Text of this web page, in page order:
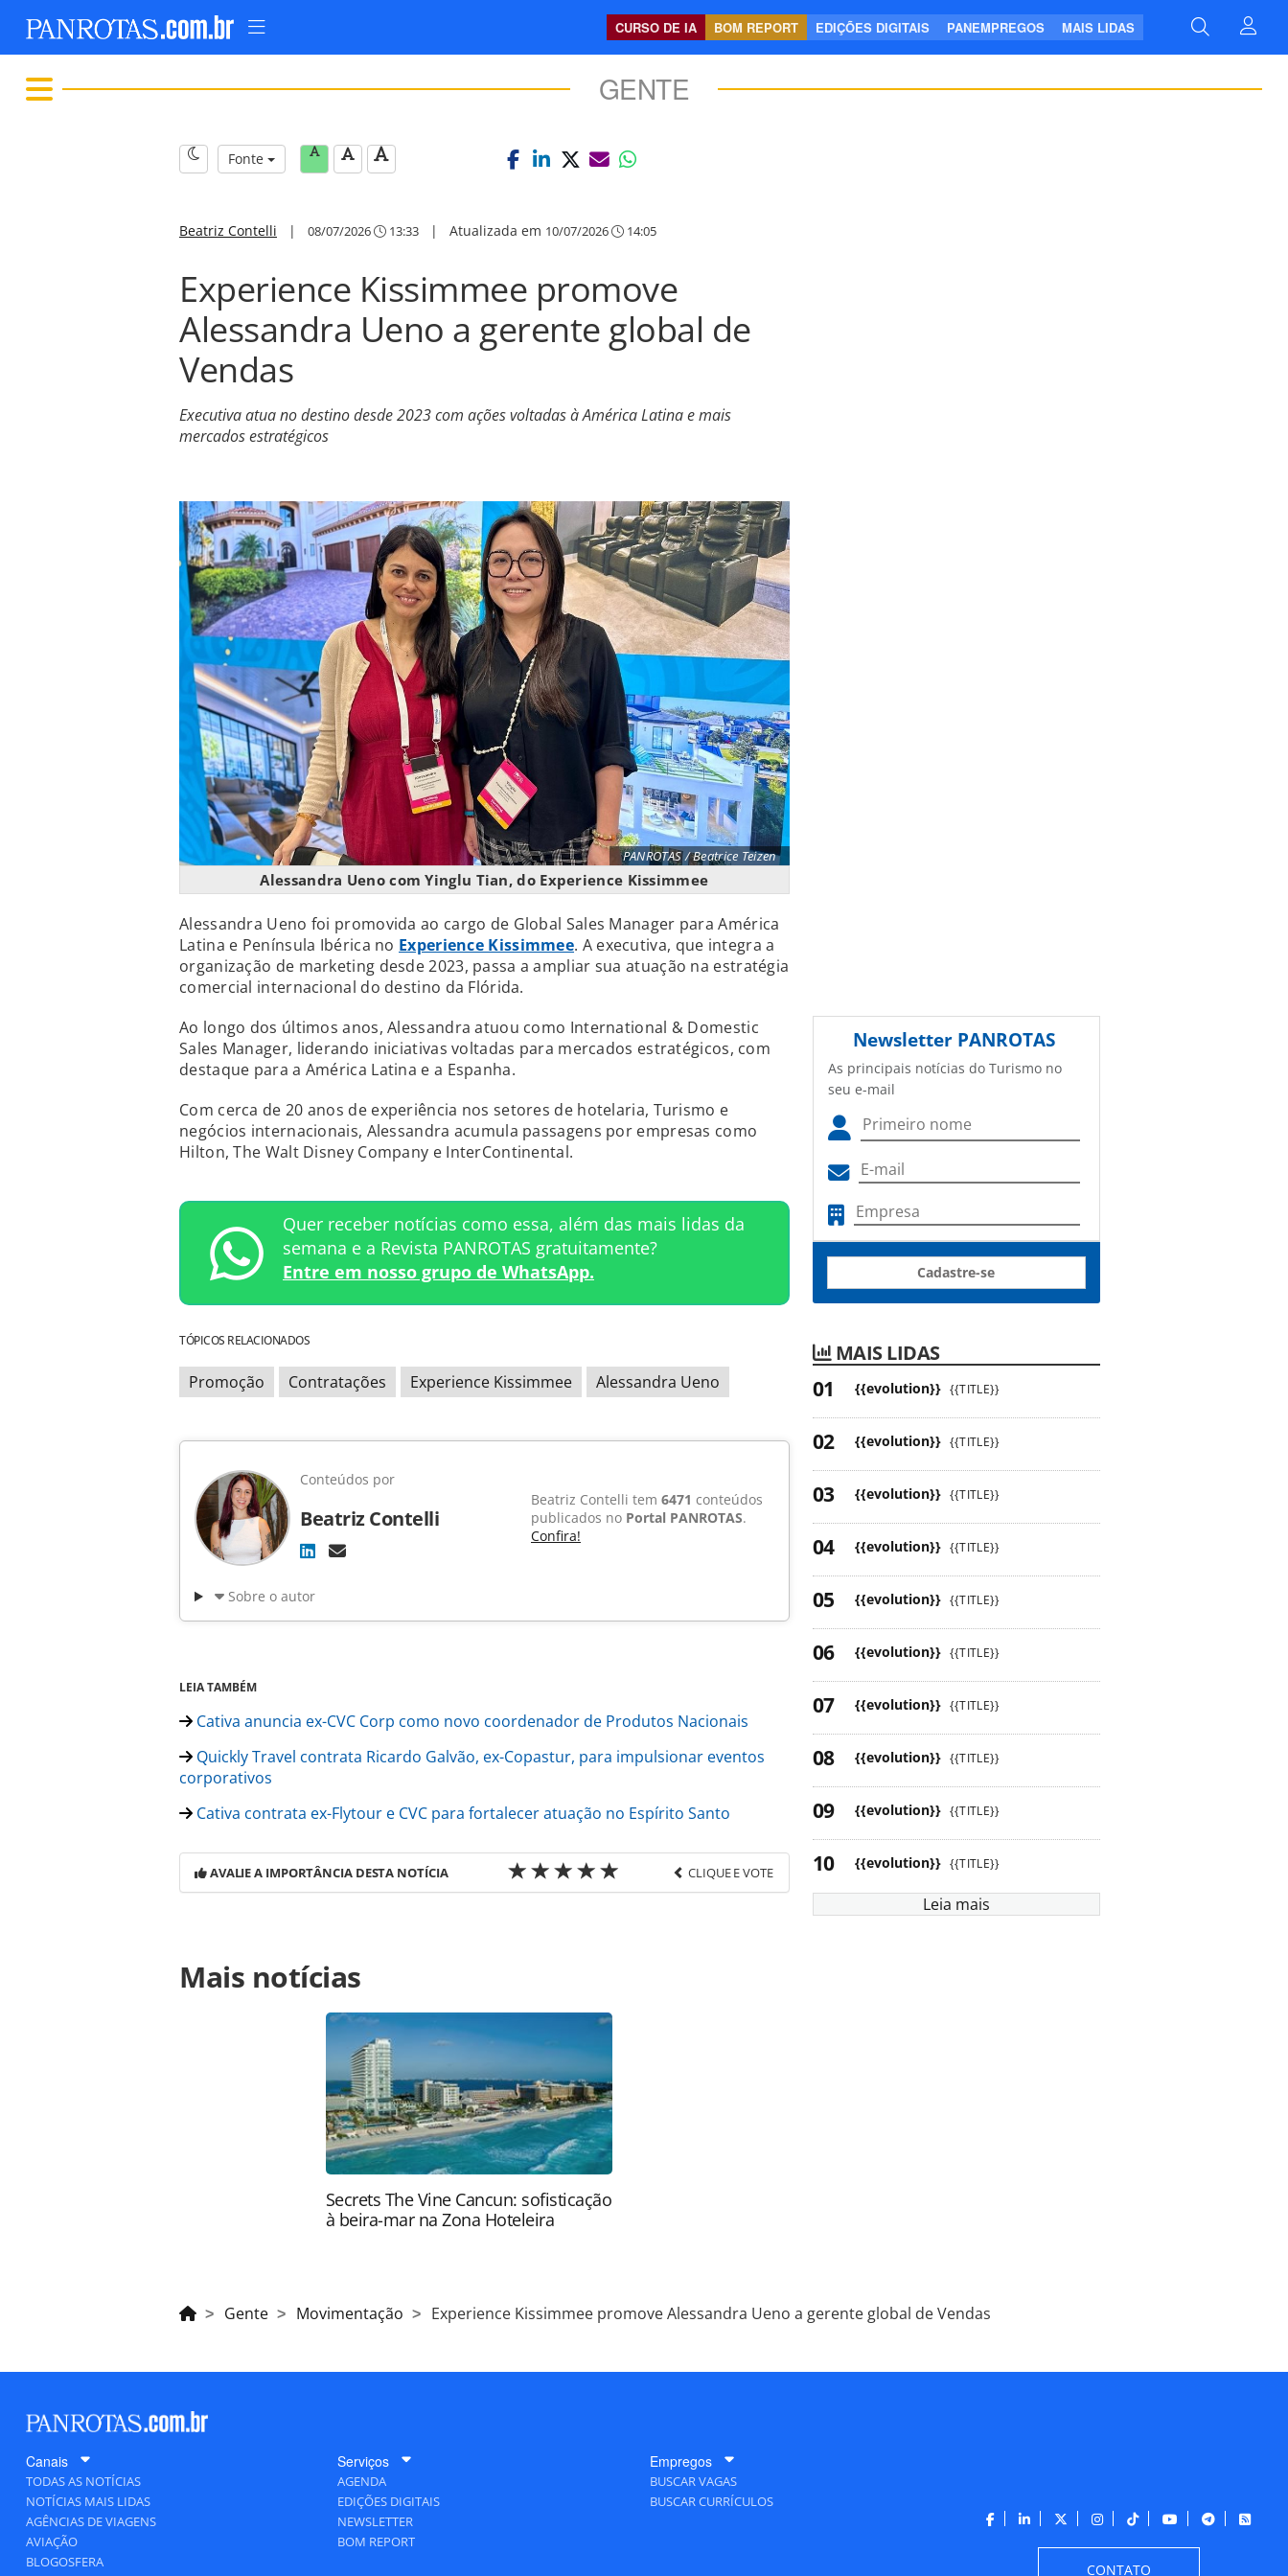
CURSO DE IA BOM REPORT EDIÇÕES DIGITAIS PANEMPREGOS MAIS LIDAS
GENTE
Fonte
Beatriz Contelli | 08/07/2026 13:33 | Atualizada em 10/07/2026 14:05
Experience Kissimmee promove
Alessandra Ueno a gerente global de
Vendas
Executiva atua no destino desde 2023 com ações voltadas à América Latina e mais
mercados estratégicos
PANROTAS / Beatrice Teizen
Alessandra Ueno com Yinglu Tian, do Experience Kissimmee
Alessandra Ueno foi promovida ao cargo de Global Sales Manager para América
Latina e Península Ibérica no Experience Kissimmee. A executiva, que integra a
organização de marketing desde 2023, passa a ampliar sua atuação na estratégia
comercial internacional do destino da Flórida.
Ao longo dos últimos anos, Alessandra atuou como International & Domestic
Sales Manager, liderando iniciativas voltadas para mercados estratégicos, com
destaque para a América Latina e a Espanha.
Com cerca de 20 anos de experiência nos setores de hotelaria, Turismo e
negócios internacionais, Alessandra acumula passagens por empresas como
Hilton, The Walt Disney Company e InterContinental.
Quer receber notícias como essa, além das mais lidas da
semana e a Revista PANROTAS gratuitamente?
Entre em nosso grupo de WhatsApp.
TÓPICOS RELACIONADOS
Promoção Contratações Experience Kissimmee Alessandra Ueno
Conteúdos por
Beatriz Contelli
Beatriz Contelli tem 6471 conteúdos
publicados no Portal PANROTAS.
Confira!
Sobre o autor
LEIA TAMBÉM
Cativa anuncia ex-CVC Corp como novo coordenador de Produtos Nacionais
Quickly Travel contrata Ricardo Galvão, ex-Copastur, para impulsionar eventos
corporativos
Cativa contrata ex-Flytour e CVC para fortalecer atuação no Espírito Santo
AVALIE A IMPORTÂNCIA DESTA NOTÍCIA CLIQUE E VOTE
https://www.panrotas.com.br/gente/movimentacao/2026/07/experience-kissimmee-
promove-alessandra-ueno-a-gerente-global-de-vendas_230106.html ou as ferramentas
oferecidas na página. Todo o conteúdo produzido pela PANROTAS Editora é protegido
pela legislação brasileira sobre direito autoral. Não reproduza o conteúdo sem
autorização da PANROTAS Editora (copyright@panrotas.com.br).
Mais notícias
Secrets The Vine Cancun: sofisticação
à beira-mar na Zona Hoteleira
Newsletter PANROTAS
As principais notícias do Turismo no
seu e-mail
Cadastre-se
MAIS LIDAS
{{evolution}} {{TITLE}}
{{evolution}} {{TITLE}}
{{evolution}} {{TITLE}}
{{evolution}} {{TITLE}}
{{evolution}} {{TITLE}}
{{evolution}} {{TITLE}}
{{evolution}} {{TITLE}}
{{evolution}} {{TITLE}}
{{evolution}} {{TITLE}}
{{evolution}} {{TITLE}}
Leia mais
Gente Movimentação Experience Kissimmee promove Alessandra Ueno a gerente global de Vendas
Canais
TODAS AS NOTÍCIAS
NOTÍCIAS MAIS LIDAS
AGÊNCIAS DE VIAGENS
AVIAÇÃO
BLOGOSFERA
Serviços
AGENDA
EDIÇÕES DIGITAIS
NEWSLETTER
BOM REPORT
Empregos
BUSCAR VAGAS
BUSCAR CURRÍCULOS
CONTATO